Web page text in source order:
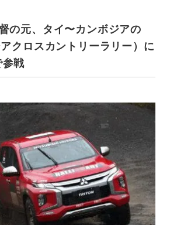
の元、タイ〜カンボジアの
クロスカントリーラリー）に
参戦